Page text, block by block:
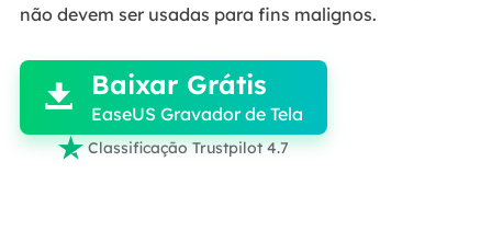
não devem ser usadas para fins malignos.

 Baixar Grátis
EaseUS Gravador de Tela
 Classificação Trustpilot 4.7